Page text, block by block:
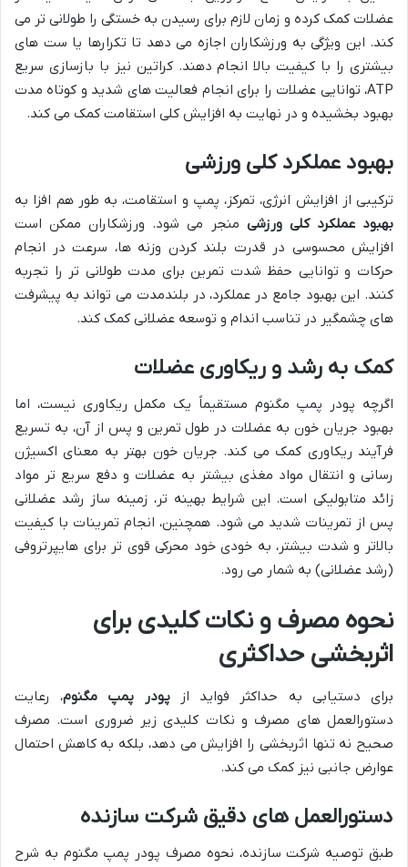
عضلات کمک کرده و زمان لازم برای رسیدن به خستگی را طولانی تر می
کند. این ویژگی به ورزشکاران اجازه می دهد تا تکرارها یا ست های
بیشتری را با کیفیت بالا انجام دهند. کراتین نیز با بازسازی سریع
ATP، توانایی عضلات را برای انجام فعالیت های شدید و کوتاه مدت
بهبود بخشیده و در نهایت به افزایش کلی استقامت کمک می کند.
بهبود عملکرد کلی ورزشی
ترکیبی از افزایش انرژی، تمرکز، پمپ و استقامت، به طور هم افزا به
بهبود عملکرد کلی ورزشی منجر می شود. ورزشکاران ممکن است
افزایش محسوسی در قدرت بلند کردن وزنه ها، سرعت در انجام
حرکات و توانایی حفظ شدت تمرین برای مدت طولانی تر را تجربه
کنند. این بهبود جامع در عملکرد، در بلندمدت می تواند به پیشرفت
های چشمگیر در تناسب اندام و توسعه عضلانی کمک کند.
کمک به رشد و ریکاوری عضلات
اگرچه پودر پمپ مگنوم مستقیماً یک مکمل ریکاوری نیست، اما
بهبود جریان خون به عضلات در طول تمرین و پس از آن، به تسریع
فرآیند ریکاوری کمک می کند. جریان خون بهتر به معنای اکسیژن
رسانی و انتقال مواد مغذی بیشتر به عضلات و دفع سریع تر مواد
زائد متابولیکی است. این شرایط بهینه تر، زمینه ساز رشد عضلانی
پس از تمرینات شدید می شود. همچنین، انجام تمرینات با کیفیت
بالاتر و شدت بیشتر، به خودی خود محرکی قوی تر برای هایپرتروفی
(رشد عضلانی) به شمار می رود.
نحوه مصرف و نکات کلیدی برای
اثربخشی حداکثری
برای دستیابی به حداکثر فواید ازپودر پمپ مگنوم، رعایت
دستورالعمل های مصرف و نکات کلیدی زیر ضروری است. مصرف
صحیح نه تنها اثربخشی را افزایش می دهد، بلکه به کاهش احتمال
عوارض جانبی نیز کمک می کند.
دستورالعمل های دقیق شرکت سازنده
طبق توصیه شرکت سازنده، نحوه مصرف پودر پمپ مگنوم به شرح